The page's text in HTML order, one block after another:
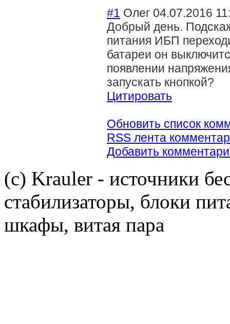
#1 Олег 04.07.2016
Добрый день.
питания ИБП
батареи он
появлении
запускать кнопкой?
Цитировать
Обновить список
RSS лента
Добавить
(c) Krauler - источники
стабилизаторы, блоки
шкафы, витая пара